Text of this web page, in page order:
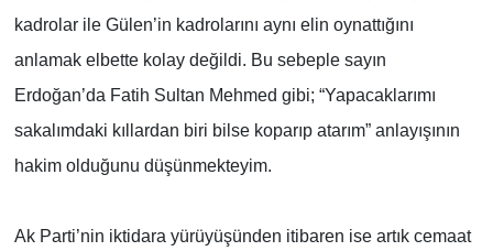
kadrolar ile Gülen’in kadrolarını aynı elin oynattığını
anlamak elbette kolay değildi. Bu sebeple sayın
Erdoğan’da Fatih Sultan Mehmed gibi; “Yapacaklarımı
sakalımdaki kıllardan biri bilse koparıp atarım” anlayışının
hakim olduğunu düşünmekteyim.
Ak Parti’nin iktidara yürüyüşünden itibaren ise artık cemaat